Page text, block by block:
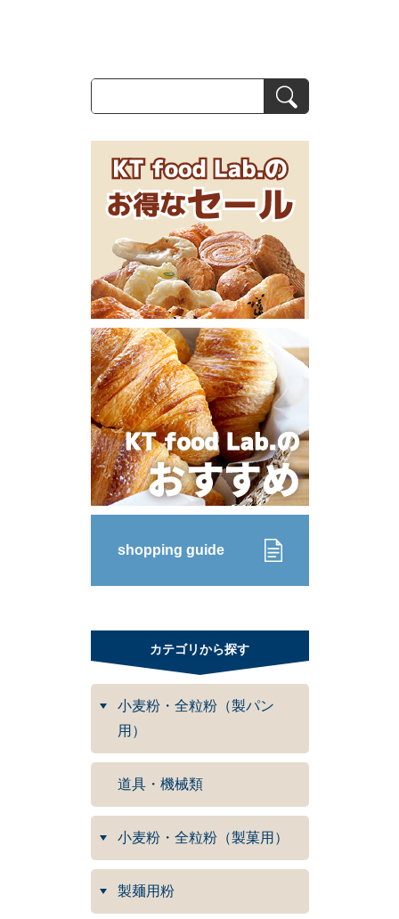
shopping guide
カテゴリから探す
小麦粉・全粒粉（製パン
用）
道具・機械類
小麦粉・全粒粉（製菓用）
製麺用粉